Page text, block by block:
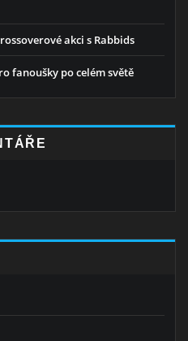
akci s Rabbids
fanoušky po celém světě